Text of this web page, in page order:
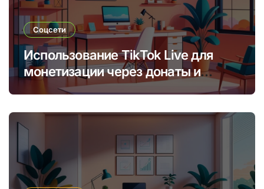
Соцсети
Использование TikTok Live для
монетизации через донаты и
платные подписки